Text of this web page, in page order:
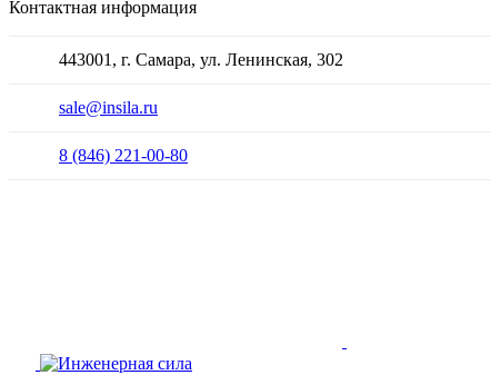
Контактная информация
443001, г. Самара, ул. Ленинская, 302
sale@insila.ru
8 (846) 221-00-80